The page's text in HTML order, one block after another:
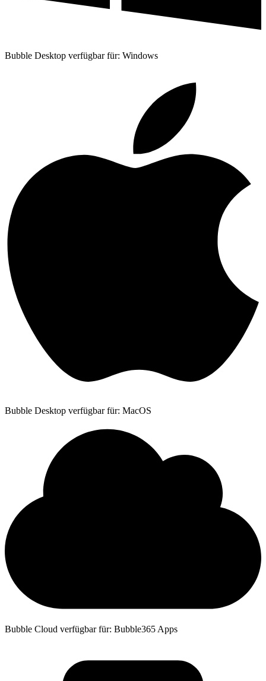
Bubble Desktop verfügbar für: Windows
Bubble Desktop verfügbar für: MacOS
Bubble Cloud verfügbar für: Bubble365 Apps